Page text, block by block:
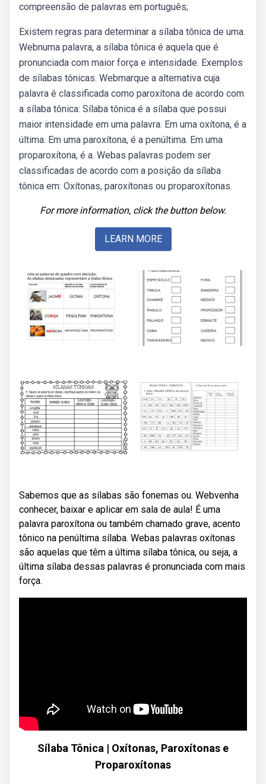
compreensão de palavras em português;
Existem regras para determinar a sílaba tônica de uma.
Webnuma palavra, a sílaba tônica é aquela que é
pronunciada com maior força e intensidade. Exemplos
de sílabas tônicas. Webmarque a alternativa cuja
palavra é classificada como paroxítona de acordo com
a sílaba tônica: Sílaba tônica é a sílaba que possui
maior intensidade em uma palavra. Em uma oxítona, é a
última. Em uma paroxítona, é a penúltima. Em uma
proparoxítona, é a. Webas palavras podem ser
classificadas de acordo com a posição da sílaba
tônica em: Oxítonas, paroxítonas ou proparoxítonas.
For more information, click the button below.
LEARN MORE
Sabemos que as sílabas são fonemas ou. Webvenha
conhecer, baixar e aplicar em sala de aula! É uma
palavra paroxítona ou também chamado grave, acento
tônico na penúltima sílaba. Webas palavras oxítonas
são aquelas que têm a última sílaba tônica, ou seja, a
última sílaba dessas palavras é pronunciada com mais
força.
Sílaba Tônica | Oxítonas, Paroxítonas e
Proparoxítonas